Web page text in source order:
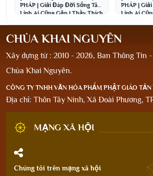
PHÁP | Giải Đáp Đời Sống Tâm
Linh Ai Cũng Gặp | Thầy Thích
PHÁP |
Linh Ai
CHÙA KHAI NGUYÊN
Xây dựng từ : 2010 - 2026, Ban Thông Tin
Chùa Khai Nguyên.
CÔNG TY TNHH VĂN HÓA PHẨM PHẬT GIÁO TẢN
Địa chỉ: Thôn Tây Ninh, Xã Đoài Phương,
MẠNG XÃ HỘI
Chúng tôi trên mạng xã hội